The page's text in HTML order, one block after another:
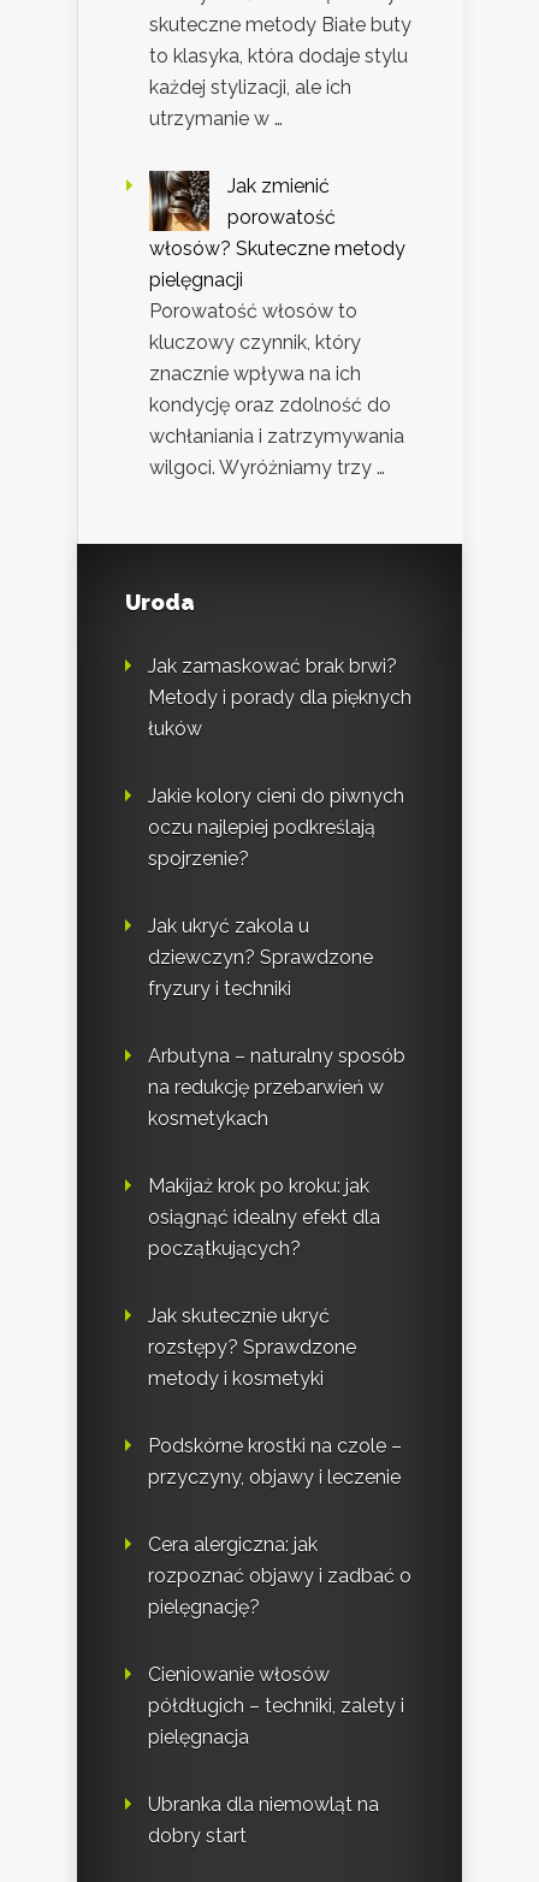
skuteczne metody Białe buty
to klasyka, która dodaje stylu
każdej stylizacji, ale ich
utrzymanie w …
Jak zmienić
porowatość
włosów? Skuteczne metody
pielęgnacji
Porowatość włosów to
kluczowy czynnik, który
znacznie wpływa na ich
kondycję oraz zdolność do
wchłaniania i zatrzymywania
wilgoci. Wyróżniamy trzy …
Uroda
Jak zamaskować brak brwi?
Metody i porady dla pięknych
łuków
Jakie kolory cieni do piwnych
oczu najlepiej podkreślają
spojrzenie?
Jak ukryć zakola u
dziewczyn? Sprawdzone
fryzury i techniki
Arbutyna – naturalny sposób
na redukcję przebarwień w
kosmetykach
Makijaż krok po kroku: jak
osiągnąć idealny efekt dla
początkujących?
Jak skutecznie ukryć
rozstępy? Sprawdzone
metody i kosmetyki
Podskórne krostki na czole –
przyczyny, objawy i leczenie
Cera alergiczna: jak
rozpoznać objawy i zadbać o
pielęgnację?
Cieniowanie włosów
półdługich – techniki, zalety i
pielęgnacja
Ubranka dla niemowląt na
dobry start